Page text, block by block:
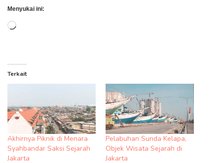
Menyukai ini:
Memuat...
Terkait
Akhirnya Piknik di Menara
Syahbandar Saksi Sejarah
Jakarta
Pelabuhan Sunda Kelapa,
Objek Wisata Sejarah di
Jakarta